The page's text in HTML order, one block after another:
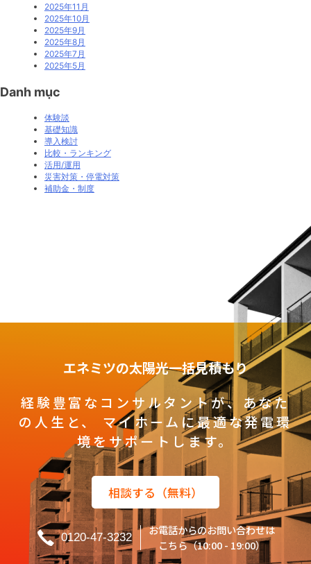
2025年11月
2025年10月
2025年9月
2025年8月
2025年7月
2025年5月
Danh mục
体験談
基礎知識
導入検討
比較・ランキング
活用/運用
災害対策・停電対策
補助金・制度
エネミツの太陽光一括見積もり
経験豊富なコンサルタントが、あなた
の人生と、
マイホームに最適な発電環
境をサポートします。
相談する（無料）
0120-47-3232
お電話からのお問い合わせは
こちら（10:00 - 19:00）